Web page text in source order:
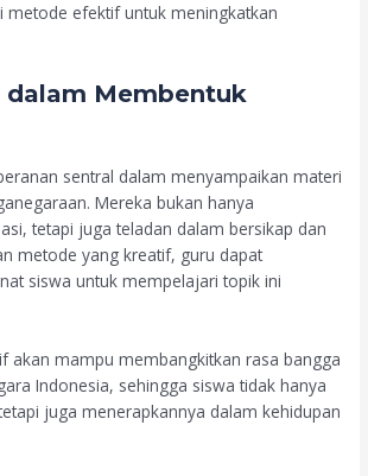
efektif untuk meningkatkan
dalam Membentuk
sentral dalam menyampaikan materi
Mereka bukan hanya
tetapi juga teladan dalam bersikap dan
metode yang kreatif, guru dapat
siswa untuk mempelajari topik ini
akan mampu membangkitkan rasa bangga
Indonesia, sehingga siswa tidak hanya
juga menerapkannya dalam kehidupan